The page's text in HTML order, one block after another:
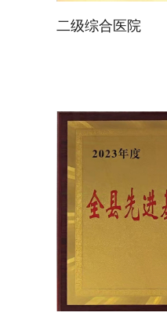
二级综合医院